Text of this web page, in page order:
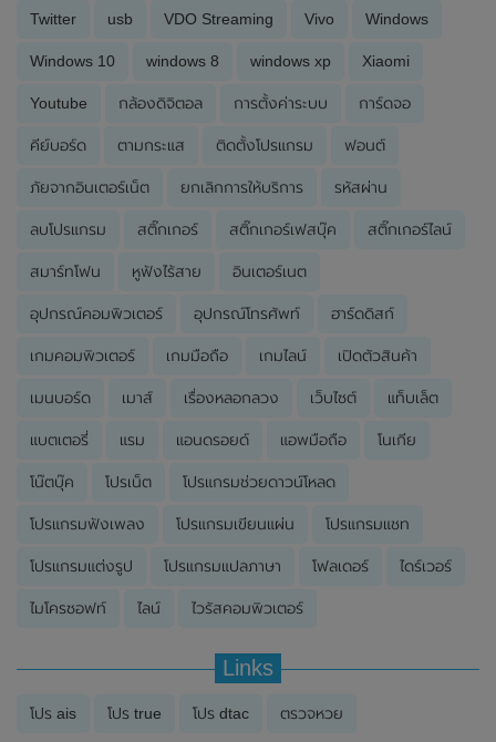
Twitter usb VDO Streaming Vivo Windows
Windows 10 windows 8 windows xp Xiaomi
Youtube กล้องดิจิตอล การตั้งค่าระบบ การ์ดจอ
คีย์บอร์ด ตามกระแส ติดตั้งโปรแกรม ฟอนต์
ภัยจากอินเตอร์เน็ต ยกเลิกการให้บริการ รหัสผ่าน
ลบโปรแกรม สติ๊กเกอร์ สติ๊กเกอร์เฟสบุ๊ค สติ๊กเกอร์ไลน์
สมาร์ทโฟน หูฟังไร้สาย อินเตอร์เนต
อุปกรณ์คอมพิวเตอร์ อุปกรณ์โทรศัพท์ ฮาร์ดดิสก์
เกมคอมพิวเตอร์ เกมมือถือ เกมไลน์ เปิดตัวสินค้า
เมนบอร์ด เมาส์ เรื่องหลอกลวง เว็บไซต์ แท็บเล็ต
แบตเตอรี่ แรม แอนดรอยด์ แอพมือถือ โนเกีย
โน๊ตบุ๊ค โปรเน็ต โปรแกรมช่วยดาวน์โหลด
โปรแกรมฟังเพลง โปรแกรมเขียนแผ่น โปรแกรมแชท
โปรแกรมแต่งรูป โปรแกรมแปลภาษา โฟลเดอร์ ไดร์เวอร์
ไมโครซอฟท์ ไลน์ ไวรัสคอมพิวเตอร์
Links
โปร ais โปร true โปร dtac ตรวจหวย